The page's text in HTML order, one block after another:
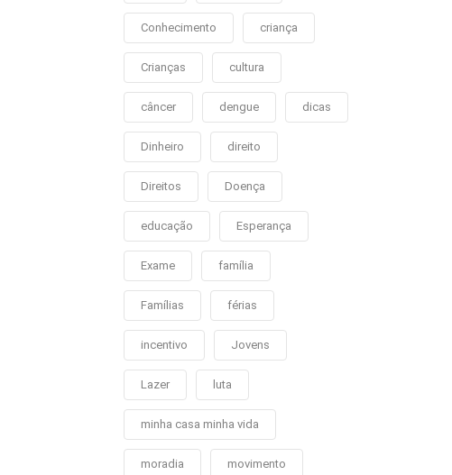
Conhecimento criança
Crianças cultura
câncer dengue dicas
Dinheiro direito
Direitos Doença
educação Esperança
Exame família
Famílias férias
incentivo Jovens
Lazer luta
minha casa minha vida
moradia movimento